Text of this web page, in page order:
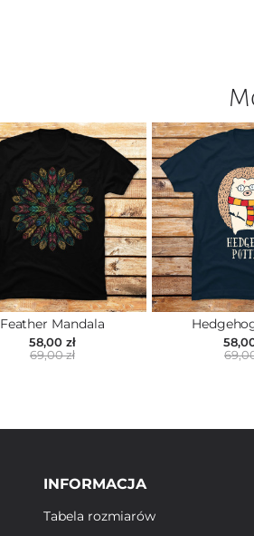
Feather Mandala
58,00 zł
69,00 zł
INFORMACJA
Tabela rozmiarów